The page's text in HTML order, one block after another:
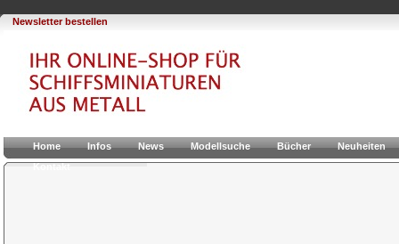
Newsletter bestellen
Home Infos News Modellsuche Bücher
Neuheiten
Kontakt